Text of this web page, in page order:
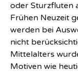
oder Sturzfluten
Frühen Neuzeit
werden bei
nicht
Mittelalters
Motiven wie